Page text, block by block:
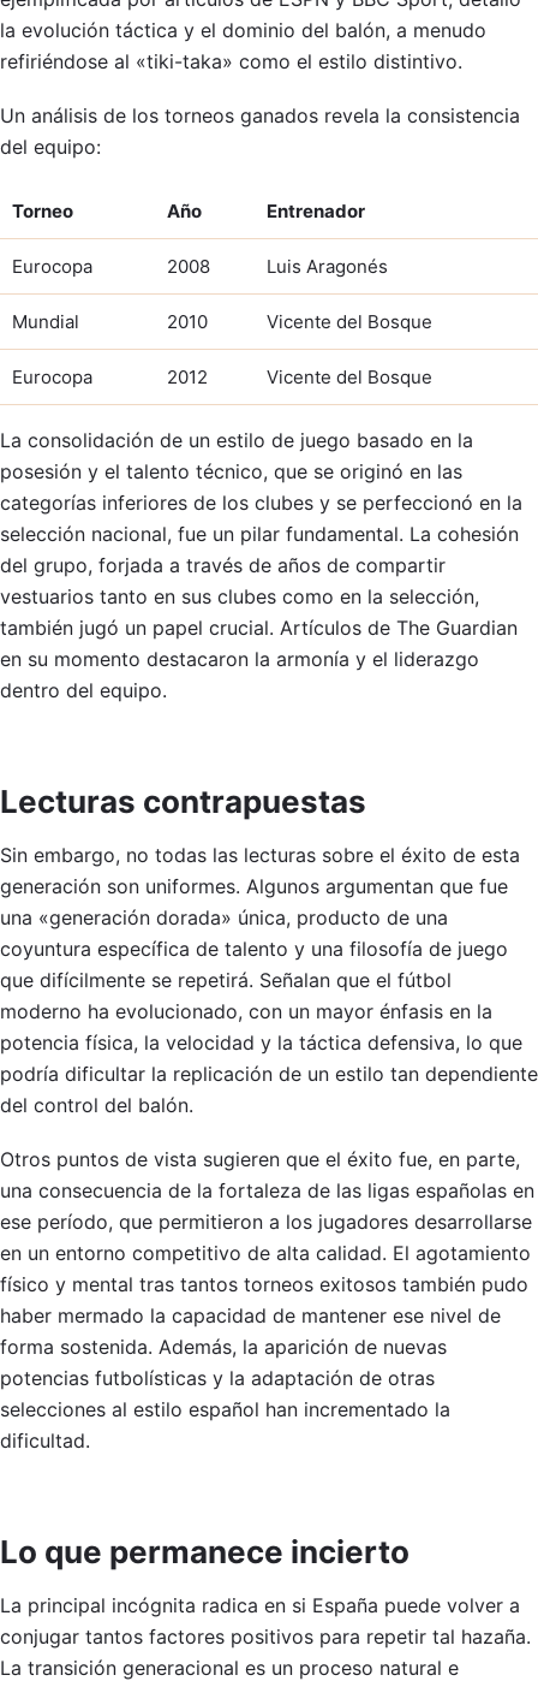
la evolución táctica y el dominio del balón, a menudo
refiriéndose al «tiki-taka» como el estilo distintivo.
Un análisis de los torneos ganados revela la consistencia
del equipo:
Torneo Año Entrenador
Eurocopa 2008 Luis Aragonés
Mundial 2010 Vicente del Bosque
Eurocopa 2012 Vicente del Bosque
La consolidación de un estilo de juego basado en la
posesión y el talento técnico, que se originó en las
categorías inferiores de los clubes y se perfeccionó en la
selección nacional, fue un pilar fundamental. La cohesión
del grupo, forjada a través de años de compartir
vestuarios tanto en sus clubes como en la selección,
también jugó un papel crucial. Artículos de The Guardian
en su momento destacaron la armonía y el liderazgo
dentro del equipo.
Lecturas contrapuestas
Sin embargo, no todas las lecturas sobre el éxito de esta
generación son uniformes. Algunos argumentan que fue
una «generación dorada» única, producto de una
coyuntura específica de talento y una filosofía de juego
que difícilmente se repetirá. Señalan que el fútbol
moderno ha evolucionado, con un mayor énfasis en la
potencia física, la velocidad y la táctica defensiva, lo que
podría dificultar la replicación de un estilo tan dependiente
del control del balón.
Otros puntos de vista sugieren que el éxito fue, en parte,
una consecuencia de la fortaleza de las ligas españolas en
ese período, que permitieron a los jugadores desarrollarse
en un entorno competitivo de alta calidad. El agotamiento
físico y mental tras tantos torneos exitosos también pudo
haber mermado la capacidad de mantener ese nivel de
forma sostenida. Además, la aparición de nuevas
potencias futbolísticas y la adaptación de otras
selecciones al estilo español han incrementado la
dificultad.
Lo que permanece incierto
La principal incógnita radica en si España puede volver a
conjugar tantos factores positivos para repetir tal hazaña.
La transición generacional es un proceso natural e